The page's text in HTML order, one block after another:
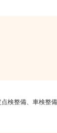
検整備、車検